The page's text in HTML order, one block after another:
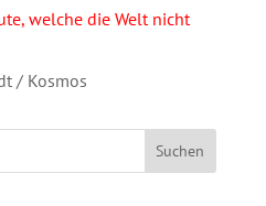
welche die Welt nicht
/ Kosmos